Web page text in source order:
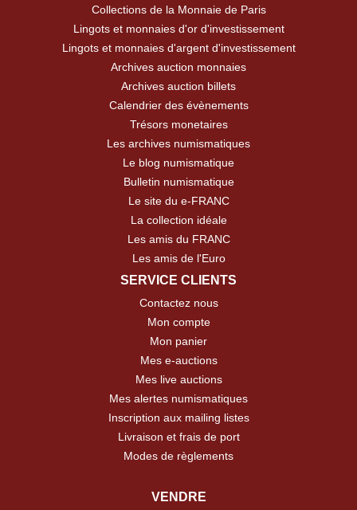
Collections de la Monnaie de Paris
Lingots et monnaies d'or d'investissement
Lingots et monnaies d'argent d'investissement
Archives auction monnaies
Archives auction billets
Calendrier des évènements
Trésors monetaires
Les archives numismatiques
Le blog numismatique
Bulletin numismatique
Le site du e-FRANC
La collection idéale
Les amis du FRANC
Les amis de l'Euro
SERVICE CLIENTS
Contactez nous
Mon compte
Mon panier
Mes e-auctions
Mes live auctions
Mes alertes numismatiques
Inscription aux mailing listes
Livraison et frais de port
Modes de règlements
VENDRE